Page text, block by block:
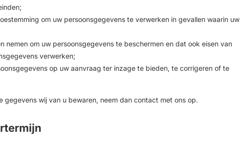
om uw persoonsgegevens te verwerken in gevallen waarin uw
nemen om uw persoonsgegevens te beschermen en dat ook eisen van
verwerken;
op uw aanvraag ter inzage te bieden, te corrigeren of te
wij van u bewaren, neem dan contact met ons op.